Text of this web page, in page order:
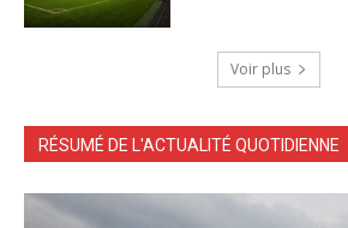
Voir plus
RÉSUMÉ DE L'ACTUALITÉ QUOTIDIENNE